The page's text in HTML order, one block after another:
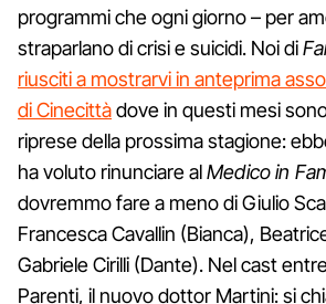
programmi che ogni giorno – per
straparlano di crisi e suicidi. Noi di
riusciti a mostrarvi in anteprima
di Cinecittàdove in questi mesi
riprese della prossima stagione:
ha voluto rinunciare alMedico in
dovremmo fare a meno di Giulio
Francesca Cavallin (Bianca),
Gabriele Cirilli (Dante). Nel cast
Parenti, il nuovo dottor Martini: si